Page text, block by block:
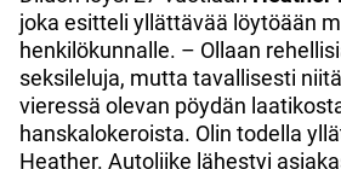
joka esitteli yllättävää löytöään
henkilökunnalle. – Ollaan
seksileluja, mutta tavallisesti
vieressä olevan pöydän
hanskalokeroista. Olin todella
Heather. Autoliike lähestyi